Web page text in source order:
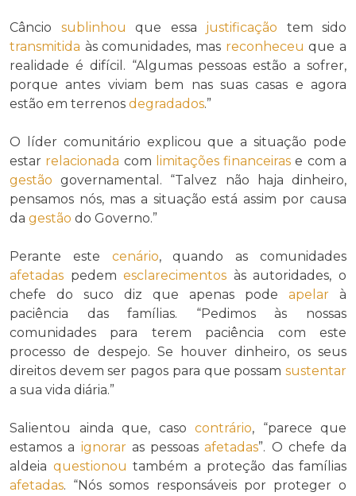
Câncio sublinhou que essa justificação tem sido
transmitida às comunidades, mas reconheceu que a
realidade é difícil. “Algumas pessoas estão a sofrer,
porque antes viviam bem nas suas casas e agora
estão em terrenos degradados.”
O líder comunitário explicou que a situação pode
estar relacionada com limitações financeiras e com a
gestão governamental. “Talvez não haja dinheiro,
pensamos nós, mas a situação está assim por causa
da gestão do Governo.”
Perante este cenário, quando as comunidades
afetadas pedemesclarecimentos às autoridades, o
chefe do suco diz que apenas pode apelar à
paciência das famílias. “Pedimos às nossas
comunidades para terem paciência com este
processo de despejo. Se houver dinheiro, os seus
direitos devem ser pagos para que possam sustentar
a sua vida diária.”
Salientou ainda que, caso contrário, “parece que
estamos a ignoraras pessoasafetadas”. O chefe da
aldeia questionou também a proteção das famílias
afetadas. “Nós somos responsáveis por proteger o